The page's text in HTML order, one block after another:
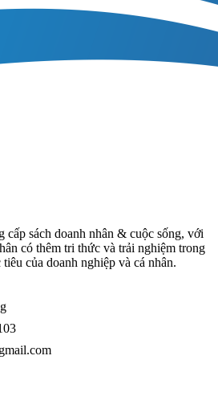
cấp sách doanh nhân & cuộc sống, với
có thêm tri thức và trải nghiệm trong
của doanh nghiệp và cá nhân.